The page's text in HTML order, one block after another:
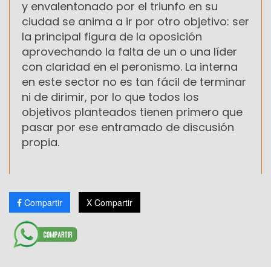
y envalentonado por el triunfo en su
ciudad se anima a ir por otro objetivo: ser
la principal figura de la oposición
aprovechando la falta de un o una líder
con claridad en el peronismo. La interna
en este sector no es tan fácil de terminar
ni de dirimir, por lo que todos los
objetivos planteados tienen primero que
pasar por ese entramado de discusión
propia.
Compartir X Compartir